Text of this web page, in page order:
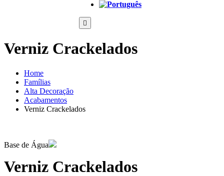
Verniz Crackelados
Home
Famílias
Alta Decoração
Acabamentos
Verniz Crackelados
Base de Água
Verniz Crackelados